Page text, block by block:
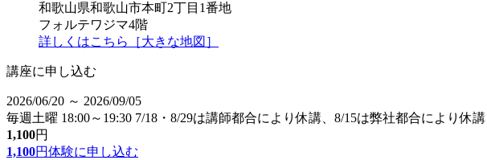
和歌山県和歌山市本町2丁目1番地
フォルテワジマ4階
詳しくはこちら［大きな地図］
講座に申し込む
2026/06/20 ～ 2026/09/05
毎週土曜 18:00～19:30 7/18・8/29は講師都合により休講、8/15は弊社都合により休講
1,100円
1,100円体験に申し込む